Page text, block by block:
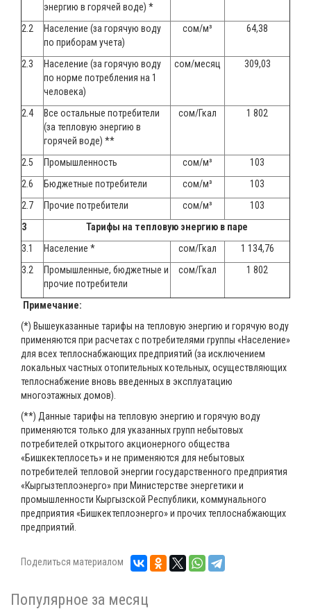
энергию в горячей воде) *
2.2
Население (за горячую воду
по приборам учета)
сом/м³ 64,38
2.3
Население (за горячую воду
по норме потребления на 1
человека)
сом/месяц 309,03
2.4
Все остальные потребители
(за тепловую энергию в
горячей воде) **
сом/Гкал 1 802
2.5 Промышленность сом/м³
103
2.6
Бюджетные потребители сом/м³
103
2.7
Прочие потребители сом/м³
103
3
Тарифы на тепловую энергию в паре
3.1
Население * сом/Гкал
1 134,76
3.2
Промышленные, бюджетные и
прочие потребители
сом/Гкал 1 802
Примечание:
(*) Вышеуказанные тарифы на тепловую энергию и горячую воду
применяются при расчетах с потребителями группы «Население»
для всех теплоснабжающих предприятий (за исключением
локальных частных отопительных котельных, осуществляющих
теплоснабжение вновь введенных в эксплуатацию
многоэтажных домов).
(**) Данные тарифы на тепловую энергию и горячую воду
применяются только для указанных групп небытовых
потребителей открытого акционерного общества
«Бишкектеплосеть» и не применяются для небытовых
потребителей тепловой энергии государственного предприятия
«Кыргызтеплоэнерго» при Министерстве энергетики и
промышленности Кыргызской Республики, коммунального
предприятия «Бишкектеплоэнерго» и прочих теплоснабжающих
предприятий.
Поделиться материалом
Популярное за месяц